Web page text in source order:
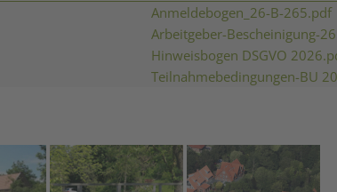
Anmeldebogen_26-B-265.pdf
Arbeitgeber-Bescheinigung-
Hinweisbogen DSGVO
Teilnahmebedingungen-BU